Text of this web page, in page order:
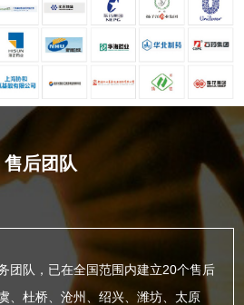
售后团队
团队，已在全国范围内建立20个售后
、杜桥、沧州、绍兴、潍坊、太原